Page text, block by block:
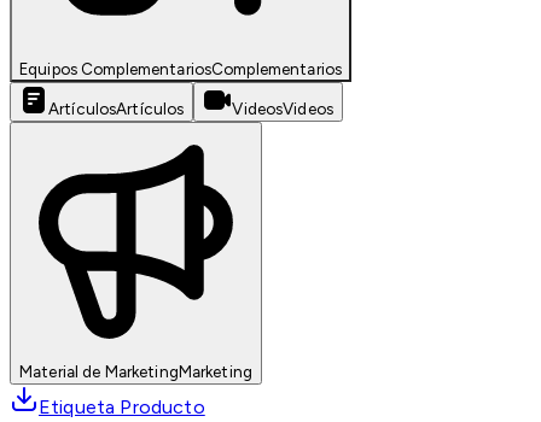
Equipos ComplementariosComplementarios
ArtículosArtículos VideosVideos
Material de MarketingMarketing
Etiqueta Producto